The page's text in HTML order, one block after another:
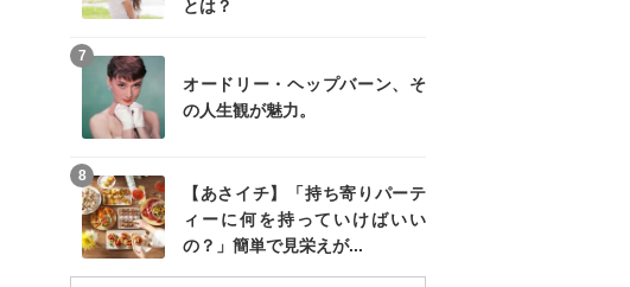
とは？
オードリー・ヘップバーン、そ
の人生観が魅力。
7
【あさイチ】「持ち寄りパーテ
ィーに何を持っていけばいい
の？」簡単で見栄えが...
8